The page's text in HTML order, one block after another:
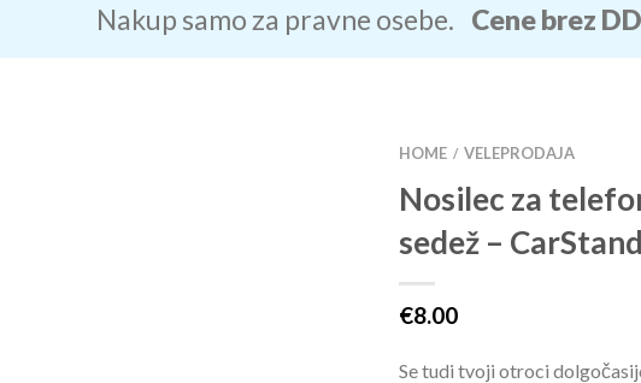
Nakup samo za pravne osebe. Cene brez
HOME / VELEPRODAJA
Nosilec za
sedež – CarStand
€8.00
Se tudi tvoji otroci